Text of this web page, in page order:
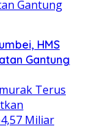
HMS
Gantung